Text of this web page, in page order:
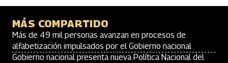
MÁS COMPARTIDO
Más de 49 mil personas avanzan en procesos de
alfabetización impulsados por el Gobierno nacional
Gobierno nacional presenta nueva Política Nacional del